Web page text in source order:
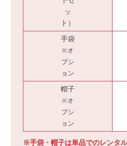
ッ
ト）
手袋
※オ
プシ
ョン
帽子
※オ
プシ
ョン
※手袋・帽子は単品でのレンタ